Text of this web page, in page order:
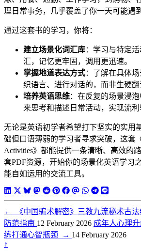
理日常事务，几乎覆盖了你一天可能遇
通过这套书的学习，你将：
建立场景化词汇库：学习与特定
汇，记忆更牢固，调用更迅速。
掌握地道表达方式：了解在具体
织语言、进行对话的，而非生硬翻
培养英语思维：在反复的场景浸
来思考和描述日常活动，实现流利
无论是英语初学者希望打下坚实的实用
础但口语薄弱的学习者寻求突破，这套
Activities》都能提供一条清晰、高效的
套PDF资源，开始你的场景化英语学习
能自如运用的交流工具。
←
《中国骗术解密》三教九流秘术古
防范指南 12 February 2026 成年人心理
练打通心智瓶颈
→ 14 February 2026
↑